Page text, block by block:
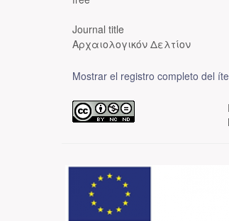
Journal title
Αρχαιολογικόν Δελτίον
Mostrar el registro completo del